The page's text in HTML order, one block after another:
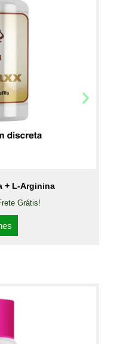
+ L-Arginina
Grátis!